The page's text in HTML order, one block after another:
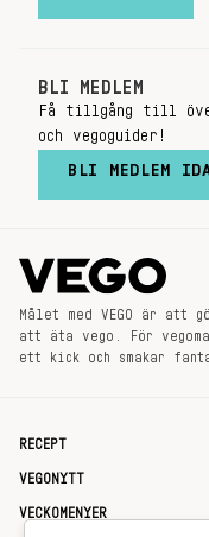
BLI MEDLEM
Få tillgång till
och vegoguider!
BLI MEDLEM
Målet med VEGO är
att äta vego. För
ett kick och smakar
RECEPT
VEGONYTT
VECKOMENYER